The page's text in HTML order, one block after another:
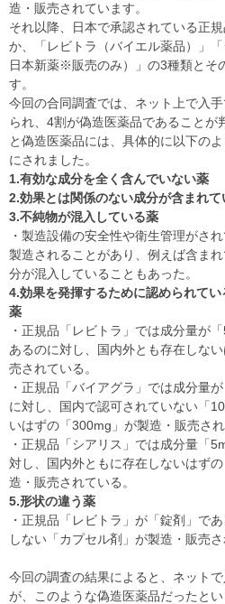
造・販売されています。
それ以降、日本で承認されている正
か、「レビトラ（バイエル薬品）」
日本新薬※販売のみ）」の3種類とそ
す。
今回の合同調査では、ネット上で入
られ、4割が偽造医薬品であることが
と偽造医薬品には、具体的に以下の
にされました。
1.有効な成分を全く含んでいない薬
2.効果とは関係のない成分が含まれて
3.不純物が混入している薬
・製造設備の安全性や衛生管理がさ
製造されることがあり、例えば含ま
分が混入していることもあった。
4.効果を発揮するために認められて
薬
・正規品「レビトラ」では成分量が
あるのに対し、国内外とも存在しな
売されている。
・正規品「バイアグラ」では成分量
に対し、国内で認可されていない「
いはずの「300mg」が製造・販売され
・正規品「シアリス」では成分量「
対し、国内外ともに存在しないはず
造・販売されている。
5.形状の違う薬
・正規品「レビトラ」が「錠剤」で
しない「カプセル剤」が製造・販売さ
今回の調査の結果によると、ネット
が、このような偽造医薬品だったとい